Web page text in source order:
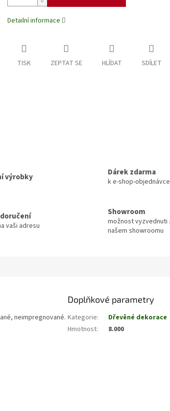
Detailní informace
TISK ZEPTAT SE HLÍDAT SDÍLET
výrobky Dárek zdarma
k e-shop-objednávce
vaši adresu
Showroom
možnost vyzvednuti
našem showroomu
neimpregnované.
Doplňkové parametry
Kategorie:
Dřevěné dekorace
Hmotnost: 8.000